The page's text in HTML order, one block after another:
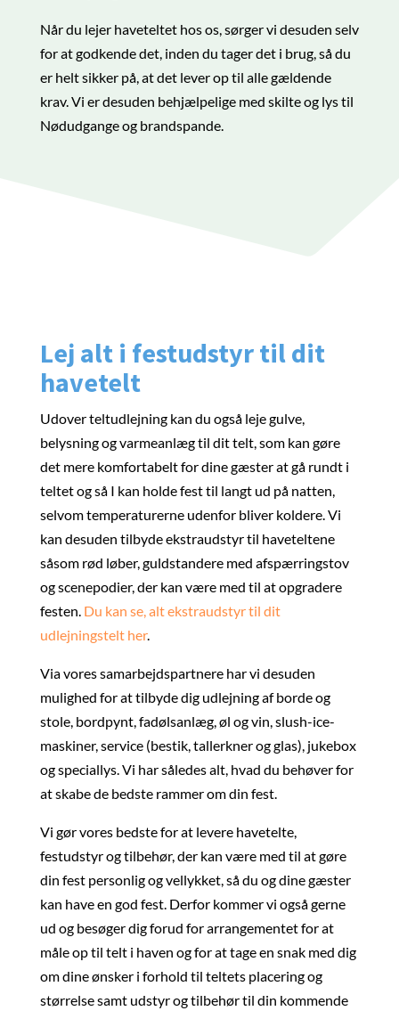
Når du lejer haveteltet hos os, sørger vi desuden selv
for at godkende det, inden du tager det i brug, så du
er helt sikker på, at det lever op til alle gældende
krav. Vi er desuden behjælpelige med skilte og lys til
Nødudgange og brandspande.
Lej alt i festudstyr til dit
havetelt
Udover teltudlejning kan du også leje gulve,
belysning og varmeanlæg til dit telt, som kan gøre
det mere komfortabelt for dine gæster at gå rundt i
teltet og så I kan holde fest til langt ud på natten,
selvom temperaturerne udenfor bliver koldere. Vi
kan desuden tilbyde ekstraudstyr til haveteltene
såsom rød løber, guldstandere med afspærringstov
og scenepodier, der kan være med til at opgradere
festen. Du kan se, alt ekstraudstyr til dit
udlejningstelt her.
Via vores samarbejdspartnere har vi desuden
mulighed for at tilbyde dig udlejning af borde og
stole, bordpynt, fadølsanlæg, øl og vin, slush-ice-
maskiner, service (bestik, tallerkner og glas), jukebox
og speciallys. Vi har således alt, hvad du behøver for
at skabe de bedste rammer om din fest.
Vi gør vores bedste for at levere havetelte,
festudstyr og tilbehør, der kan være med til at gøre
din fest personlig og vellykket, så du og dine gæster
kan have en god fest. Derfor kommer vi også gerne
ud og besøger dig forud for arrangementet for at
måle op til telt i haven og for at tage en snak med dig
om dine ønsker i forhold til teltets placering og
størrelse samt udstyr og tilbehør til din kommende